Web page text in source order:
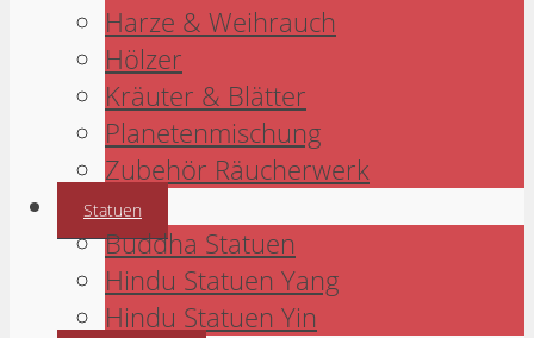
Harze & Weihrauch
Hölzer
Kräuter & Blätter
Planetenmischung
Zubehör Räucherwerk
Statuen
Buddha Statuen
Hindu Statuen Yang
Hindu Statuen Yin